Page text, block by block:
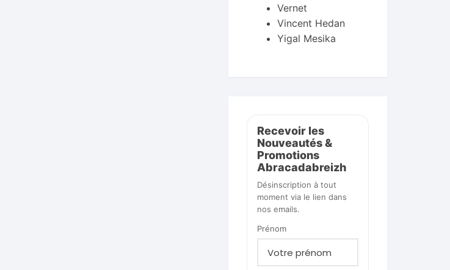
Vernet
Vincent Hedan
Yigal Mesika
Recevoir les
Nouveautés &
Promotions
Abracadabreizh
Désinscription à tout
moment via le lien dans
nos emails.
Prénom